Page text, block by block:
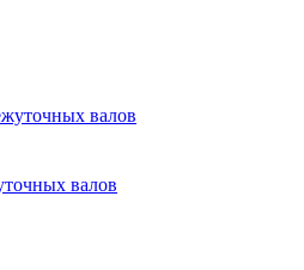
валов